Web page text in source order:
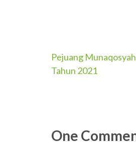
Post
Pejuang
Tahun 2021
One